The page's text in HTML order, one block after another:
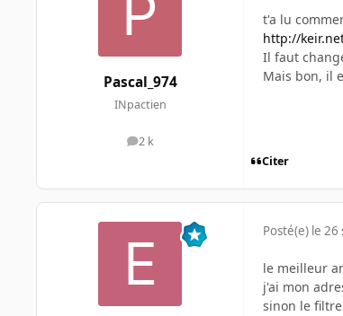
Pascal_974
INpactien
2 k
messages
t'a lu
http://
Il faut
Mais bon, il
Citer
Posté(e) le
le meilleur
j'ai mon
sinon le